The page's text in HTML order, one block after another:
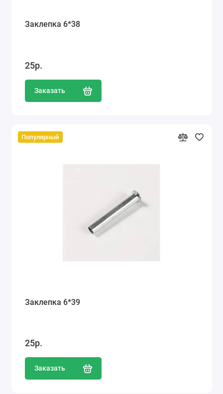
Заклепка 6*38
25р.
Заказать
Популярный
Заклепка 6*39
25р.
Заказать